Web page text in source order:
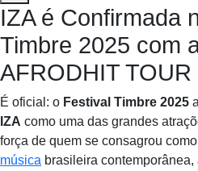
IZA é Confirmada
Timbre 2025 com
AFRODHIT TOUR
É oficial: o Festival Timbre 2025
IZA como uma das grandes
força de quem se consagrou
música brasileira